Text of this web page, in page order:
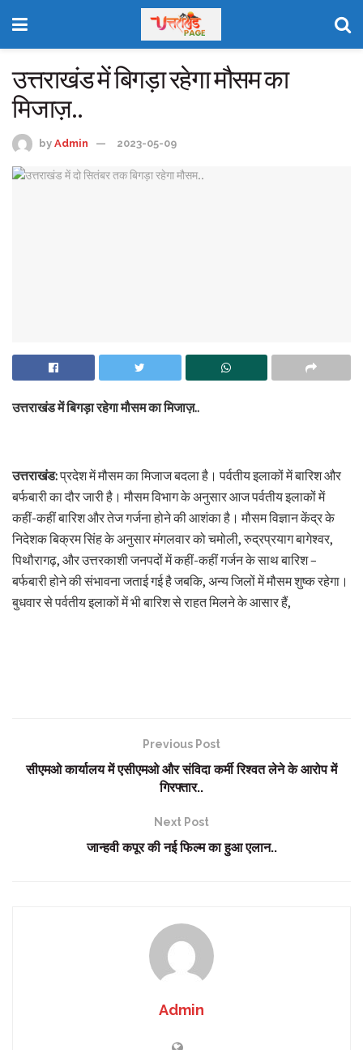
उत्तराखंड में बिगड़ा रहेगा मौसम का
मिजाज़..
by Admin 2023-05-09
उत्तराखंड में बिगड़ा रहेगा मौसम का मिजाज़..
उत्तराखंड:प्रदेश में मौसम का मिजाज बदला है। पर्वतीय इलाकों में बारिश और
बर्फबारी का दौर जारी है। मौसम विभाग के अनुसार आज पर्वतीय इलाकों में
कहीं-कहीं बारिश और तेज गर्जना होने की आशंका है। मौसम विज्ञान केंद्र के
निदेशक बिक्रम सिंह के अनुसार मंगलवार को चमोली, रुद्रप्रयाग बागेश्वर,
पिथौरागढ़, और उत्तरकाशी जनपदों में कहीं-कहीं गर्जन के साथ बारिश –
बर्फबारी होने की संभावना जताई गई है जबकि, अन्य जिलों में मौसम शुष्क रहेगा।
बुधवार से पर्वतीय इलाकों में भी बारिश से राहत मिलने के आसार हैं,
Previous Post
सीएमओ कार्यालय में एसीएमओ और संविदा कर्मी रिश्वत लेने के आरोप में
गिरफ्तार..
Next Post
जान्हवी कपूर की नई फिल्म का हुआ एलान..
Admin